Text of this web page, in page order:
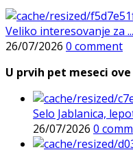
Veliko interesovanje za ...
26/07/2026 0 comment
U prvih pet meseci
Selo Jablanica,
26/07/2026 0